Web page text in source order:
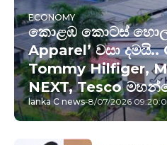
ECONOMY
කොළඹ කොටස්
Apparel’ වසා
Tommy Hilfiger,
NEXT, Tesco
lanka C news-8/07/2026